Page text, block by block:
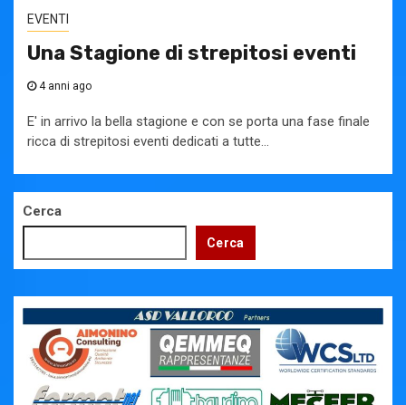
EVENTI
Una Stagione di strepitosi eventi
4 anni ago
E' in arrivo la bella stagione e con se porta una fase finale
ricca di strepitosi eventi dedicati a tutte...
Cerca
Cerca